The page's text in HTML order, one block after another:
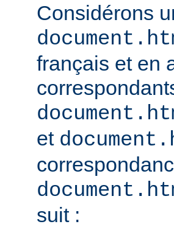
Considérons
français et en
et
suit :